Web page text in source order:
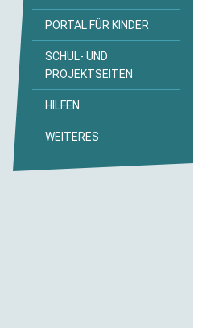
PORTAL FÜR KINDER
SCHUL- UND
PROJEKTSEITEN
HILFEN
WEITERES